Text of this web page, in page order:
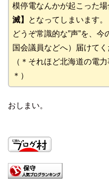
模停電なんかが起こった場
滅】
となってしまいます。
どうぞ常識的な”声”を、
国会議員などへ）届けてく
（＊それほど北海道の電
＊）
おしまい。